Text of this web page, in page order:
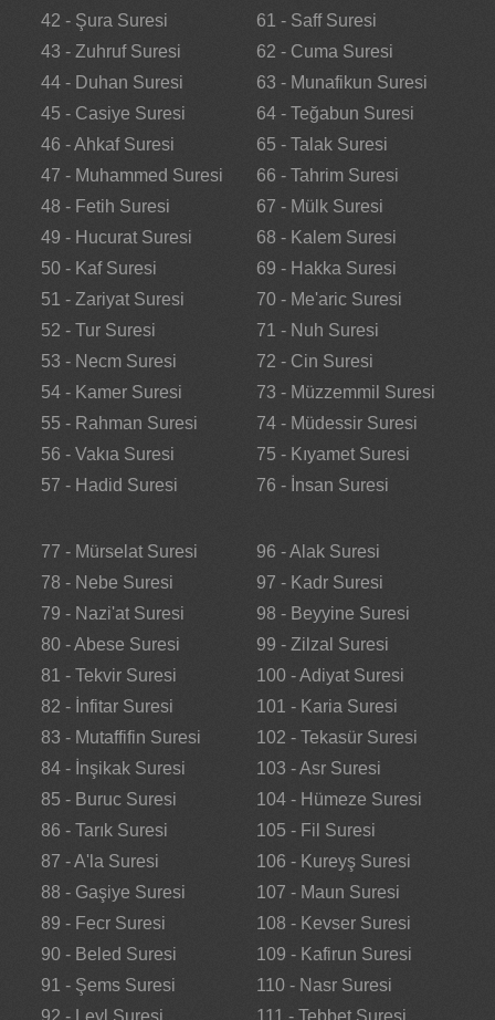
42 - Şura Suresi
43 - Zuhruf Suresi
44 - Duhan Suresi
45 - Casiye Suresi
46 - Ahkaf Suresi
47 - Muhammed Suresi
48 - Fetih Suresi
49 - Hucurat Suresi
50 - Kaf Suresi
51 - Zariyat Suresi
52 - Tur Suresi
53 - Necm Suresi
54 - Kamer Suresi
55 - Rahman Suresi
56 - Vakıa Suresi
57 - Hadid Suresi
61 - Saff Suresi
62 - Cuma Suresi
63 - Munafikun Suresi
64 - Teğabun Suresi
65 - Talak Suresi
66 - Tahrim Suresi
67 - Mülk Suresi
68 - Kalem Suresi
69 - Hakka Suresi
70 - Me'aric Suresi
71 - Nuh Suresi
72 - Cin Suresi
73 - Müzzemmil Suresi
74 - Müdessir Suresi
75 - Kıyamet Suresi
76 - İnsan Suresi
77 - Mürselat Suresi
78 - Nebe Suresi
79 - Nazi'at Suresi
80 - Abese Suresi
81 - Tekvir Suresi
82 - İnfitar Suresi
83 - Mutaffifin Suresi
84 - İnşikak Suresi
85 - Buruc Suresi
86 - Tarık Suresi
87 - A'la Suresi
88 - Gaşiye Suresi
89 - Fecr Suresi
90 - Beled Suresi
91 - Şems Suresi
92 - Leyl Suresi
96 - Alak Suresi
97 - Kadr Suresi
98 - Beyyine Suresi
99 - Zilzal Suresi
100 - Adiyat Suresi
101 - Karia Suresi
102 - Tekasür Suresi
103 - Asr Suresi
104 - Hümeze Suresi
105 - Fil Suresi
106 - Kureyş Suresi
107 - Maun Suresi
108 - Kevser Suresi
109 - Kafirun Suresi
110 - Nasr Suresi
111 - Tebbet Suresi